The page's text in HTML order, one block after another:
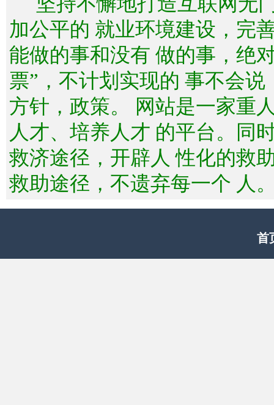
加公平的 就业环境建设，完
能做的事和没有 做的事，绝
票”，不计划实现的 事不会
方针，政策。 网站是一家重
人才、培养人才 的平台。同
救济途径，开辟人 性化的救
救助途径，不遗弃每一个 人
首